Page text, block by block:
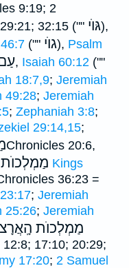
9:19; 2
32:15 ("" גּוֺי),
("" גוֺי), Psalm
, Isaiah 60:12 (""
18:7,9; Jeremiah
49:28; Jeremiah
; Zephaniah 3:8;
29:14,15;
36:23 =
; Jeremiah
25:26; Jeremiah
מַמְלְכוֺת
17:10; 20:29;
17:20; 2 Samuel